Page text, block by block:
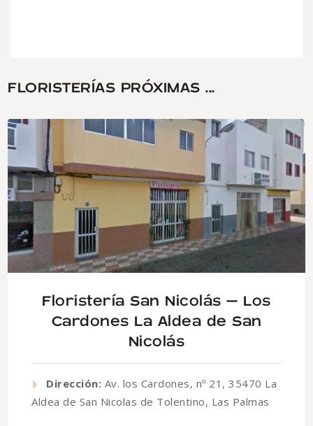
FLORISTERÍAS PRÓXIMAS ...
Floristería San Nicolás – Los
Cardones La Aldea de San
Nicolás
Dirección: Av. los Cardones, nº 21, 35470 La
Aldea de San Nicolas de Tolentino, Las Palmas